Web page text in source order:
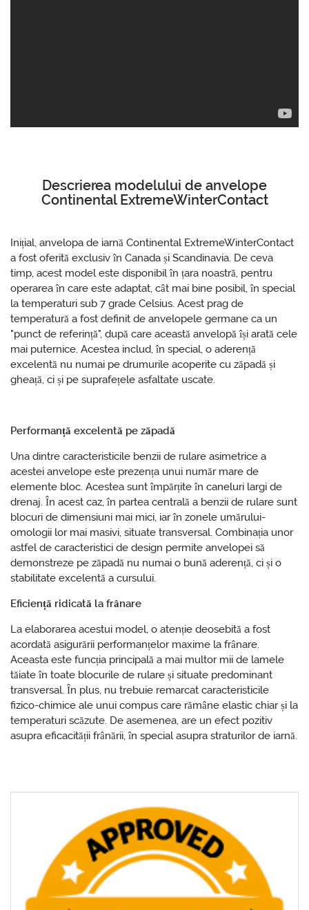
Descrierea modelului de anvelope
Continental ExtremeWinterContact
Inițial, anvelopa de iarnă Continental ExtremeWinterContact
a fost oferită exclusiv în Canada și Scandinavia. De ceva
timp, acest model este disponibil în țara noastră, pentru
operarea în care este adaptat, cât mai bine posibil, în special
la temperaturi sub 7 grade Celsius. Acest prag de
temperatură a fost definit de anvelopele germane ca un
"punct de referință", după care această anvelopă își arată cele
mai puternice. Acestea includ, în special, o aderență
excelentă nu numai pe drumurile acoperite cu zăpadă și
gheață, ci și pe suprafețele asfaltate uscate.
Performanță excelentă pe zăpadă
Una dintre caracteristicile benzii de rulare asimetrice a
acestei anvelope este prezența unui număr mare de
elemente bloc. Acestea sunt împărțite în caneluri largi de
drenaj. În acest caz, în partea centrală a benzii de rulare sunt
blocuri de dimensiuni mai mici, iar în zonele umărului-
omologii lor mai masivi, situate transversal. Combinația unor
astfel de caracteristici de design permite anvelopei să
demonstreze pe zăpadă nu numai o bună aderență, ci și o
stabilitate excelentă a cursului.
Eficiență ridicată la frânare
La elaborarea acestui model, o atenție deosebită a fost
acordată asigurării performanțelor maxime la frânare.
Aceasta este funcția principală a mai multor mii de lamele
tăiate în toate blocurile de rulare și situate predominant
transversal. În plus, nu trebuie remarcat caracteristicile
fizico-chimice ale unui compus care rămâne elastic chiar și la
temperaturi scăzute. De asemenea, are un efect pozitiv
asupra eficacității frânării, în special asupra straturilor de iarnă.